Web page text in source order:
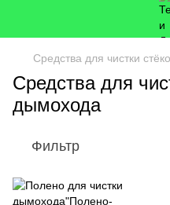
Средства для чистки
Средства для
дымохода
Фильтр